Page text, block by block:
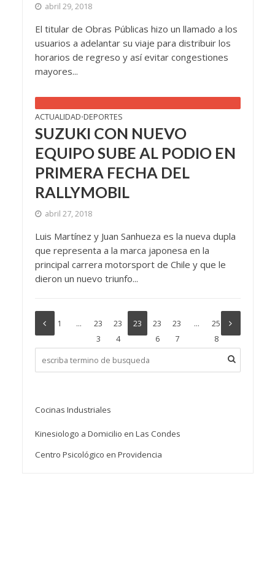
abril 29, 2018
El titular de Obras Públicas hizo un llamado a los
usuarios a adelantar su viaje para distribuir los
horarios de regreso y así evitar congestiones
mayores...
ACTUALIDAD•DEPORTES
SUZUKI CON NUEVO
EQUIPO SUBE AL PODIO EN
PRIMERA FECHA DEL
RALLYMOBIL
abril 27, 2018
Luis Martínez y Juan Sanhueza es la nueva dupla
que representa a la marca japonesa en la
principal carrera motorsport de Chile y que le
dieron un nuevo triunfo...
1 …
23
3
23
4
23
5
23
6
23
7
…
25
8
Cocinas Industriales
Kinesiologo a Domicilio en Las Condes
Centro Psicológico en Providencia